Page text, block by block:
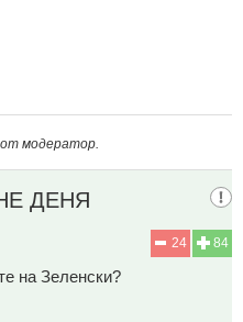
модератор.
ДЕНЯ
84
24
на Зеленски?